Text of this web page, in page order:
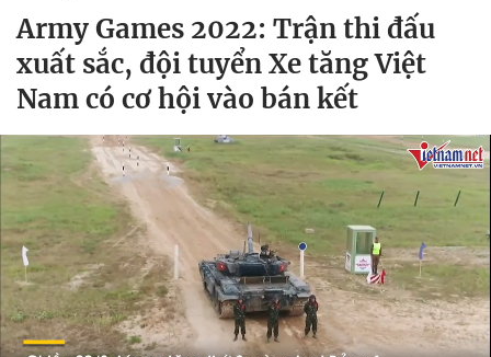
Army Games 2022: Trận thi đấu
xuất sắc, đội tuyển Xe tăng Việt
Nam có cơ hội vào bán kết